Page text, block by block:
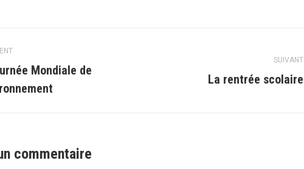
Mondiale de
SUIVANT
La rentrée scolaire
commentaire